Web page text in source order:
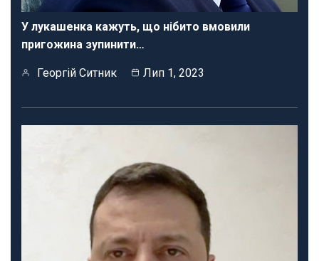
У лукашенка кажуть, що нібито вмовили
пригожина зупинити…
Георгій Ситник Лип 1, 2023